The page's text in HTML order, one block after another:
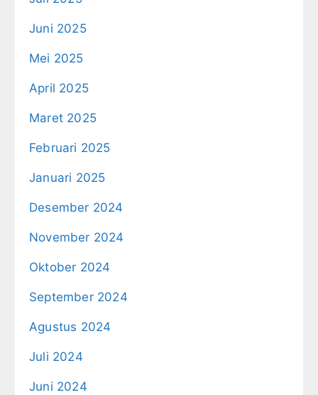
Juni 2025
Mei 2025
April 2025
Maret 2025
Februari 2025
Januari 2025
Desember 2024
November 2024
Oktober 2024
September 2024
Agustus 2024
Juli 2024
Juni 2024